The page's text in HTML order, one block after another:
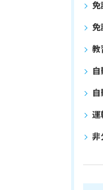
免
免
教
運
非